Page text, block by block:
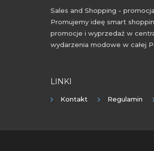
Sales and Shopping -
Promujemy ideę smart
promocje i wyprzedaż w
wydarzenia modowe w całej
LINKI
Kontakt Regulamin